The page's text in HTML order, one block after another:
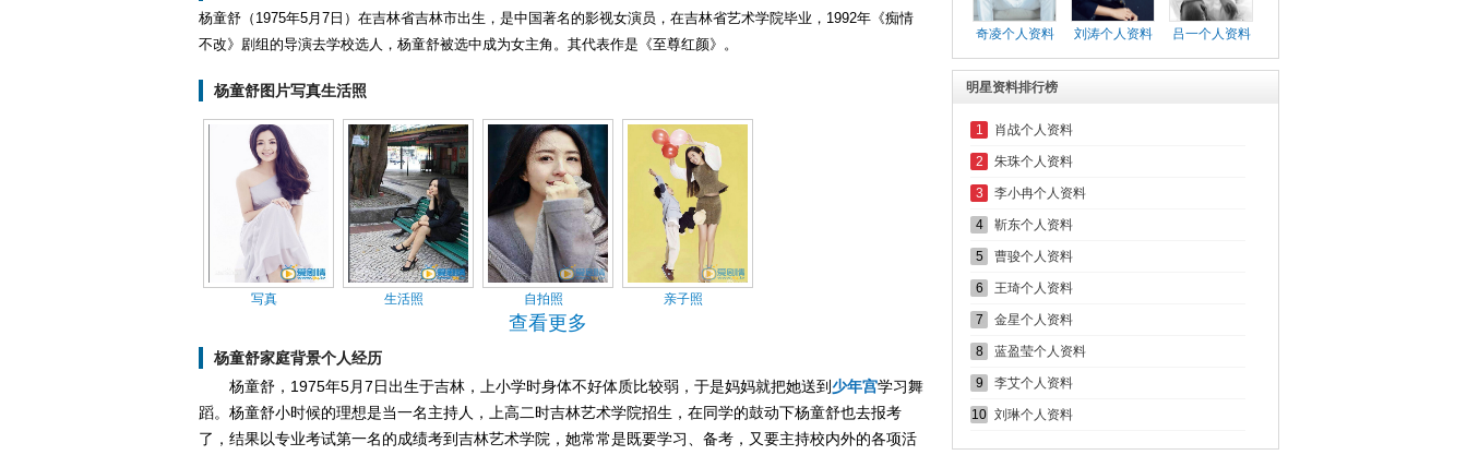
杨童舒（1975年5月7日）在吉林省吉林市出生，是中国著名的影视女演员，在吉林省艺术学院毕业，1992年《痴情
不改》剧组的导演去学校选人，杨童舒被选中成为女主角。其代表作是《至尊红颜》。
杨童舒图片写真生活照
写真 生活照 自拍照 亲子照
查看更多
杨童舒家庭背景个人经历
杨童舒，1975年5月7日出生于吉林，上小学时身体不好体质比较弱，于是妈妈就把她送到少年宫学习舞
蹈。杨童舒小时候的理想是当一名主持人，上高二时吉林艺术学院招生，在同学的鼓动下杨童舒也去报考
了，结果以专业考试第一名的成绩考到吉林艺术学院，她常常是既要学习、备考，又要主持校内外的各项活
奇凌个人资料 刘涛个人资料 吕一个人资料
明星资料排行榜
1 肖战个人资料
2 朱珠个人资料
3 李小冉个人资料
4 靳东个人资料
5 曹骏个人资料
6 王琦个人资料
7 金星个人资料
8 蓝盈莹个人资料
9 李艾个人资料
10 刘琳个人资料